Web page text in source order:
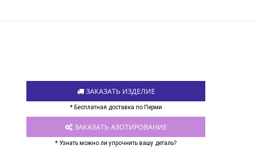
ЗАКАЗАТЬ ИЗДЕЛИЕ
* Бесплатная доставка по Перми
ЗАКАЗАТЬ АЗОТИРОВАНИЕ
* Узнать можно ли упрочнить вашу деталь?